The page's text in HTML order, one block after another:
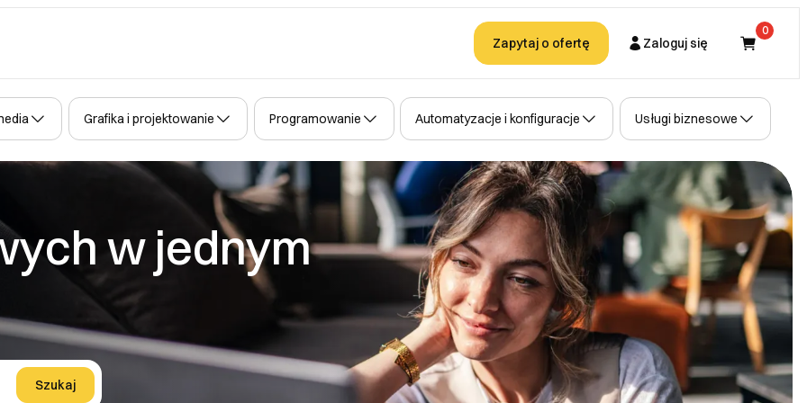
Zapytaj o ofertę Zaloguj się
Kupujący
0
Grafika i projektowanie Programowanie Automatyzacje i konfiguracje Usługi biznesowe
w jednym
Szukaj